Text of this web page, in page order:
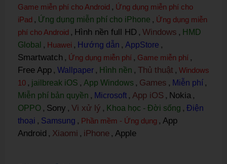
Game miễn phí cho Android , Ứng dụng miễn phí cho
iPad , Ứng dụng miễn phí cho iPhone , Ứng dụng miễn
phí cho Android , Hình nền full HD , Windows , HMD
Global , Huawei , Hướng dẫn , AppStore ,
Smartwatch , Ứng dụng miễn phí , Game miễn phí ,
Free App , Wallpaper , Hình nền , Thủ thuật , Windows
10 , jailbreak iOS , App Windows , Games , Miễn phí ,
Miễn phí bản quyền , Microsoft , App iOS , Nokia ,
OPPO , Sony , Vi xử lý , Khoa học - Đời sống , Điện
thoại , Samsung , Phần mềm - Ứng dụng , App
Android , Xiaomi , iPhone , Apple